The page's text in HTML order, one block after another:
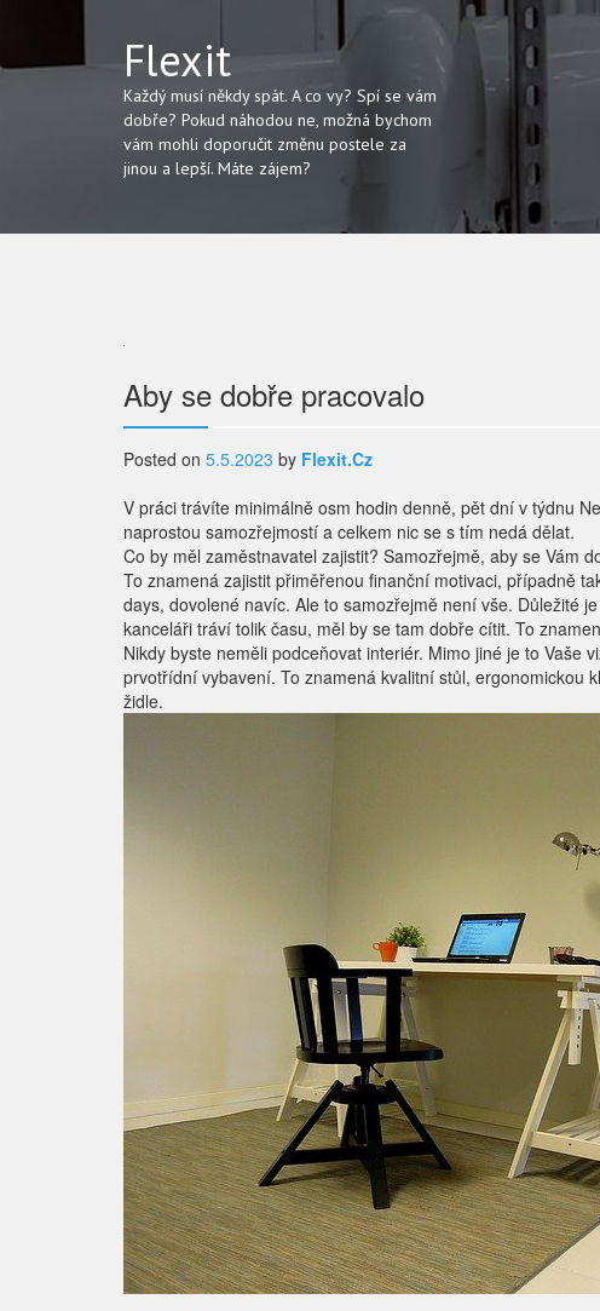
Flexit
Každý musí někdy spát. A co vy? Spí se vám
dobře? Pokud náhodou ne, možná bychom
vám mohli doporučit změnu postele za
jinou a lepší. Máte zájem?
Aby se dobře pracovalo
Posted on 5.5.2023 by Flexit.cz
V práci trávíte minimálně osm hodin denně, pět dní v týdnu
naprostou samozřejmostí a celkem nic se s tím nedá dělat.
Co by měl zaměstnavatel zajistit? Samozřejmě, aby se Vám
To znamená zajistit přiměřenou finanční motivaci, případně
days, dovolené navíc. Ale to samozřejmě není vše. Důležité
kanceláři tráví tolik času, měl by se tam dobře cítit. To
Nikdy byste neměli podceňovat interiér. Mimo jiné je to Vaše
prvotřídní vybavení. To znamená kvalitní stůl, ergonomickou
židle.
Navigace
pro
příspěvek